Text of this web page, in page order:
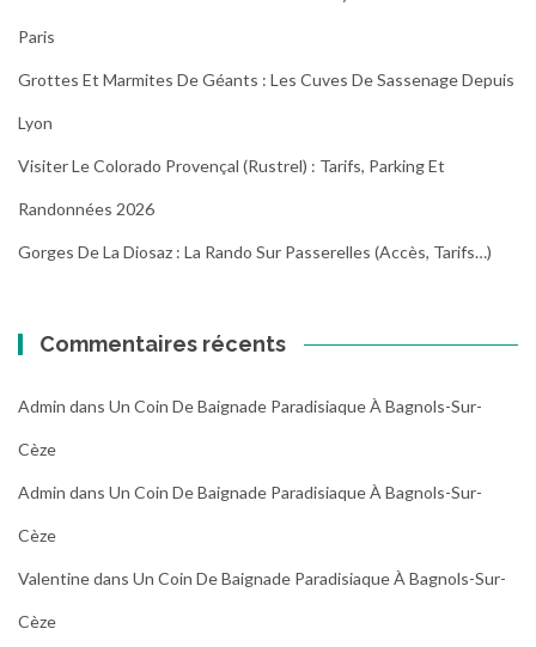
Paris
Grottes Et Marmites De Géants : Les Cuves De Sassenage Depuis
Lyon
Visiter Le Colorado Provençal (Rustrel) : Tarifs, Parking Et
Randonnées 2026
Gorges De La Diosaz : La Rando Sur Passerelles (Accès, Tarifs…)
Commentaires récents
Admin dans Un Coin De Baignade Paradisiaque À Bagnols-Sur-
Cèze
Admin dans Un Coin De Baignade Paradisiaque À Bagnols-Sur-
Cèze
Valentinedans Un Coin De Baignade Paradisiaque À Bagnols-Sur-
Cèze